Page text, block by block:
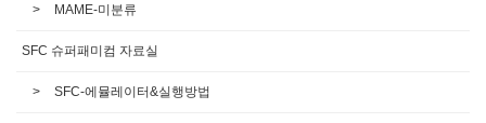
MAME-미분류
SFC 슈퍼패미컴 자료실
SFC-에뮬레이터&실행방법